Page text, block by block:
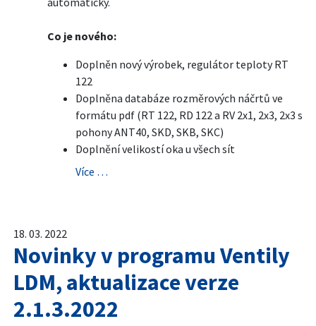
Co je nového:
Doplněn nový výrobek, regulátor teploty RT
122
Doplněna databáze rozměrových náčrtů ve
formátu pdf (RT 122, RD 122 a RV 2x1, 2x3, 2x3 s
pohony ANT40, SKD, SKB, SKC)
Doplnění velikostí oka u všech sít
Více …
18. 03. 2022
Novinky v programu Ventily
LDM, aktualizace verze
2.1.3.2022